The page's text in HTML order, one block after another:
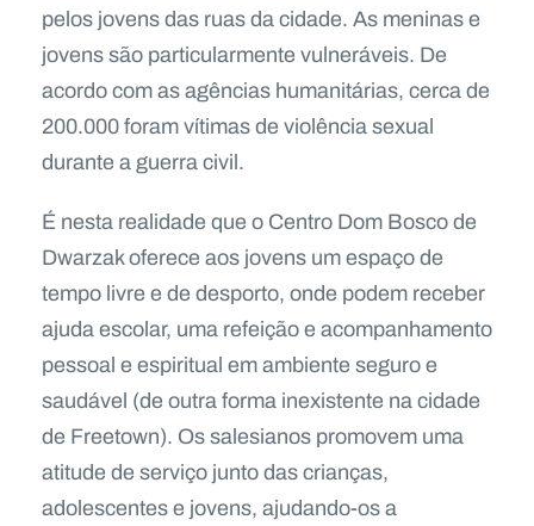
pelos jovens das ruas da cidade. As meninas e
jovens são particularmente vulneráveis. De
acordo com as agências humanitárias, cerca de
200.000 foram vítimas de violência sexual
durante a guerra civil.
É nesta realidade que o Centro Dom Bosco de
Dwarzak oferece aos jovens um espaço de
tempo livre e de desporto, onde podem receber
ajuda escolar, uma refeição e acompanhamento
pessoal e espiritual em ambiente seguro e
saudável (de outra forma inexistente na cidade
de Freetown). Os salesianos promovem uma
atitude de serviço junto das crianças,
adolescentes e jovens, ajudando-os a